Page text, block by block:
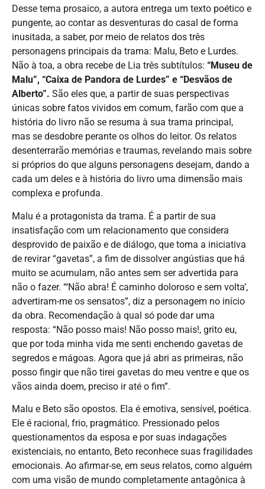
Desse tema prosaico, a autora entrega um texto poético e
pungente, ao contar as desventuras do casal de forma
inusitada, a saber, por meio de relatos dos três
personagens principais da trama: Malu, Beto e Lurdes.
Não à toa, a obra recebe de Lia três subtítulos: “Museu de
Malu”, “Caixa de Pandora de Lurdes” e “Desvãos de
Alberto”. São eles que, a partir de suas perspectivas
únicas sobre fatos vividos em comum, farão com que a
história do livro não se resuma à sua trama principal,
mas se desdobre perante os olhos do leitor. Os relatos
desenterrarão memórias e traumas, revelando mais sobre
si próprios do que alguns personagens desejam, dando a
cada um deles e à história do livro uma dimensão mais
complexa e profunda.
Malu é a protagonista da trama. É a partir de sua
insatisfação com um relacionamento que considera
desprovido de paixão e de diálogo, que toma a iniciativa
de revirar “gavetas”, a fim de dissolver angústias que há
muito se acumulam, não antes sem ser advertida para
não o fazer. “‘Não abra! É caminho doloroso e sem volta’,
advertiram-me os sensatos”, diz a personagem no início
da obra. Recomendação à qual só pode dar uma
resposta: “Não posso mais! Não posso mais!, grito eu,
que por toda minha vida me senti enchendo gavetas de
segredos e mágoas. Agora que já abri as primeiras, não
posso fingir que não tirei gavetas do meu ventre e que os
vãos ainda doem, preciso ir até o fim”.
Malu e Beto são opostos. Ela é emotiva, sensível, poética.
Ele é racional, frio, pragmático. Pressionado pelos
questionamentos da esposa e por suas indagações
existenciais, no entanto, Beto reconhece suas fragilidades
emocionais. Ao afirmar-se, em seus relatos, como alguém
com uma visão de mundo completamente antagônica à